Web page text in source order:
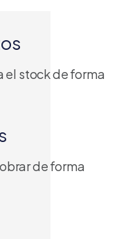
el stock de forma
de forma